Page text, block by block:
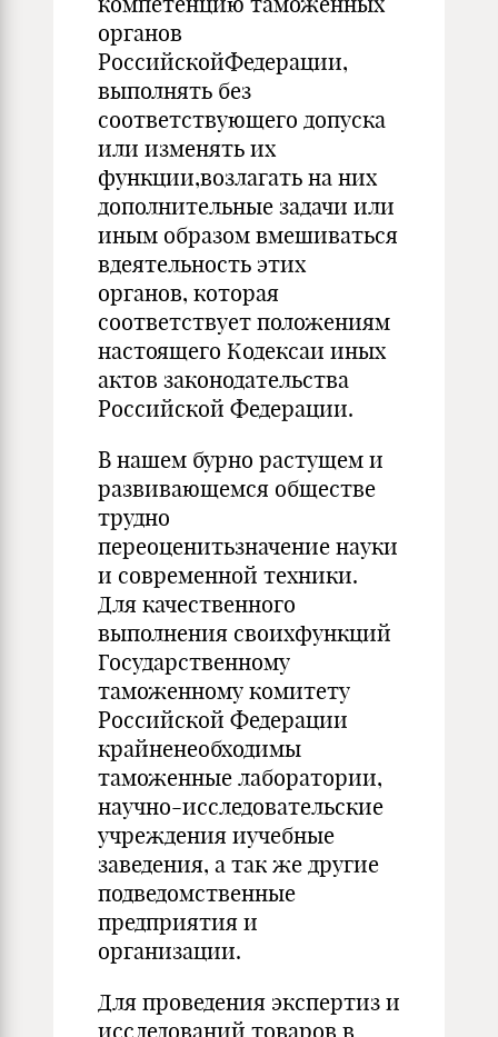
органов
РоссийскойФедерации,
выполнять без
соответствующего допуска
или изменять их
функции,возлагать на них
дополнительные задачи или
иным образом вмешиваться
вдеятельность этих
органов, которая
соответствует положениям
настоящего Кодексаи иных
актов законодательства
Российской Федерации.
В нашем бурно растущем и
развивающемся обществе
трудно
переоценитьзначение науки
и современной техники.
Для качественного
выполнения своихфункций
Государственному
таможенному комитету
Российской Федерации
крайненеобходимы
таможенные лаборатории,
научно-исследовательские
учреждения иучебные
заведения, а так же другие
подведомственные
предприятия и
организации.
Для проведения экспертиз и
исследований товаров в